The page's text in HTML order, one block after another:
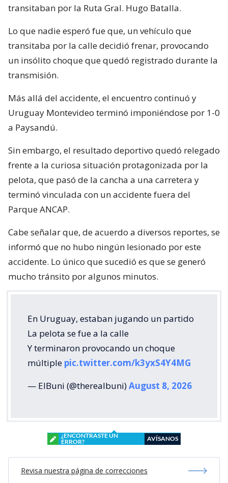
transitaban por la Ruta Gral. Hugo Batalla.
Lo que nadie esperó fue que, un vehículo que
transitaba por la calle decidió frenar, provocando
un insólito choque que quedó registrado durante la
transmisión.
Más allá del accidente, el encuentro continuó y
Uruguay Montevideo terminó imponiéndose por 1-0
a Paysandú.
Sin embargo, el resultado deportivo quedó relegado
frente a la curiosa situación protagonizada por la
pelota, que pasó de la cancha a una carretera y
terminó vinculada con un accidente fuera del
Parque ANCAP.
Cabe señalar que, de acuerdo a diversos reportes, se
informó que no hubo ningún lesionado por este
accidente. Lo único que sucedió es que se generó
mucho tránsito por algunos minutos.
En Uruguay, estaban jugando un partido
La pelota se fue a la calle
Y terminaron provocando un choque
múltiple pic.twitter.com/k3yxS4Y4MG
— ElBuni (@therealbuni)August 8, 2026
¿ENCONTRASTE UN
ERROR?
AVÍSANOS
Revisa nuestra página de correcciones